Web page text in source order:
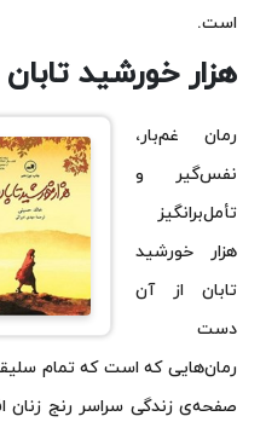
است.
هزار خورشید تابان
رمان غم‌بار،
نفس‌گیر و
تأمل‌برانگیز
هزار خورشید
تابان از آن
دست
رمان‌هایی که است که تمام
صفحه‌ی زندگی سراسر رنج زنان